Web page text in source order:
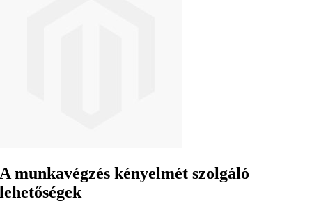
A munkavégzés kényelmét szolgáló
lehetőségek